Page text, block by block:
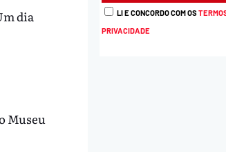
dia
Museu
LI E CONCORDO COM OS
PRIVACIDADE